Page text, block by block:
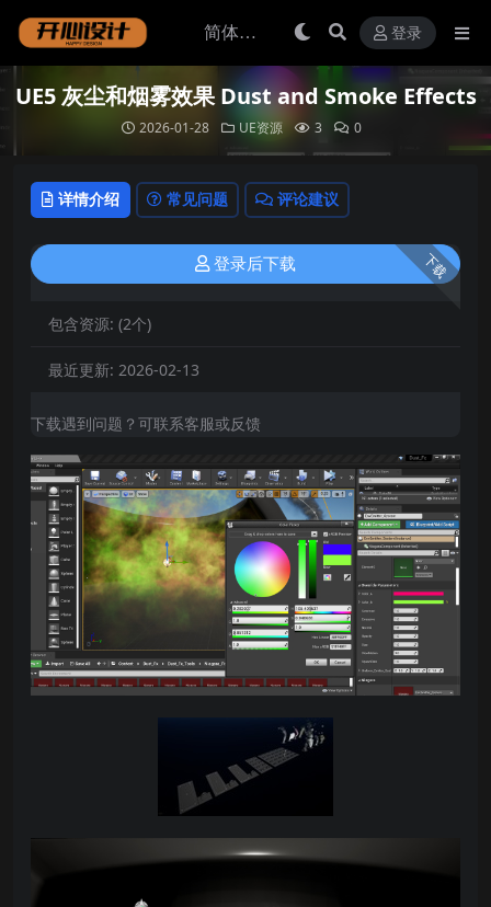
登录
UE5 灰尘和烟雾效果 Dust and Smoke Effects
2026-01-28 UE资源 3 0
详情介绍 常见问题 评论建议
下载
登录后下载
包含资源: (2个)
最近更新: 2026-02-13
下载遇到问题？可联系客服或反馈